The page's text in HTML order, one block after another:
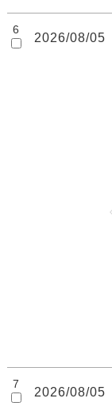
6
2026/08/05
7
2026/08/05